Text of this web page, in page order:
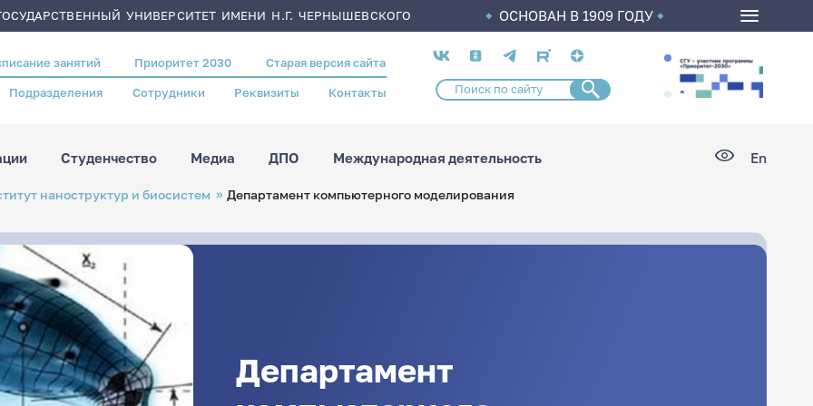
УНИВЕРСИТЕТ ИМЕНИ Н.Г. ЧЕРНЫШЕВСКОГО ОСНОВАН В 1909 ГОДУ
занятий Приоритет 2030 Старая версия сайта
Подразделения Сотрудники Реквизиты Контакты
Социальные
сети
Студенчество Медиа ДПО Международная деятельность En
наноструктур и биосистем Департамент компьютерного моделирования
Департамент